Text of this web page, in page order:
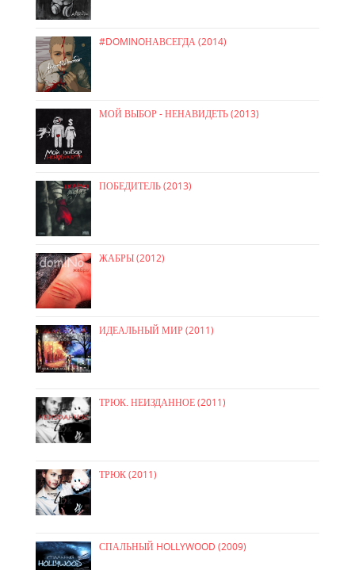
#DOMINOНАВСЕГДА (2014)
МОЙ ВЫБОР - НЕНАВИДЕТЬ (2013)
ПОБЕДИТЕЛЬ (2013)
ЖАБРЫ (2012)
ИДЕАЛЬНЫЙ МИР (2011)
ТРЮК. НЕИЗДАННОЕ (2011)
ТРЮК (2011)
СПАЛЬНЫЙ HOLLYWOOD (2009)